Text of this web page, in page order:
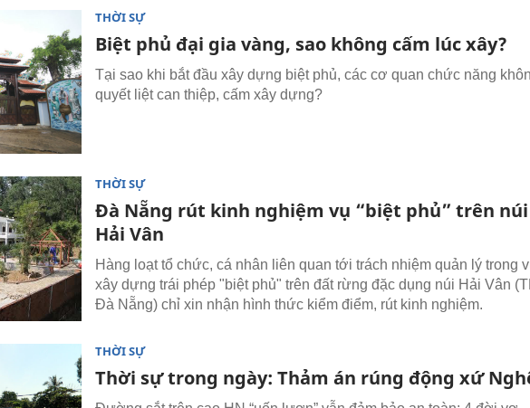
THỜI SỰ
Biệt phủ đại gia vàng, sao không cấm lúc xây?
Tại sao khi bắt đầu xây dựng biệt phủ, các cơ quan chức năng
quyết liệt can thiệp, cấm xây dựng?
THỜI SỰ
Đà Nẵng rút kinh nghiệm vụ “biệt phủ” trên núi
Hải Vân
Hàng loạt tổ chức, cá nhân liên quan tới trách nhiệm quản lý trong
xây dựng trái phép "biệt phủ" trên đất rừng đặc dụng núi Hải Vân
Đà Nẵng) chỉ xin nhận hình thức kiểm điểm, rút kinh nghiệm.
THỜI SỰ
Thời sự trong ngày: Thảm án rúng động xứ